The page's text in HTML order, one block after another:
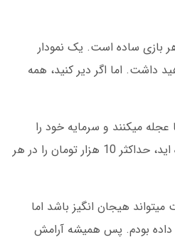
کرد. ظاهر بازی ساده است. یک نمودار
داشت. اما اگر دیر کنید، همه
میکنند و سرمایه خود را
مدیریت نمیکنند. من توصیه میکنم اول با مبالغ کم شروع کنید. برای مثال، اگر 100 هزار تومان واریز کرده اید، حداکثر 10 هزار تومان را در هر
هیجان انگیز باشد اما
خود را از دست داده بودم. پس همیشه آرامش